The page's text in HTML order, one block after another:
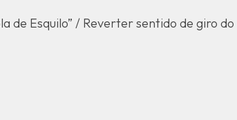
de Esquilo” / Reverter sentido de giro